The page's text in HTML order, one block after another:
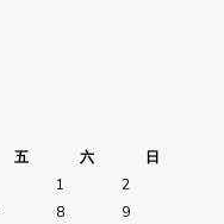
五 六
日
1
2
8
9